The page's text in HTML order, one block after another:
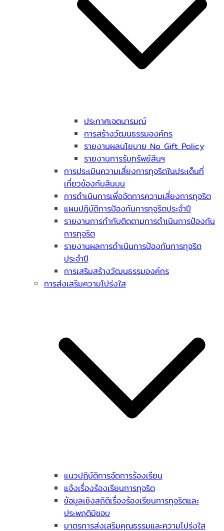
ประกาศเจตนารมณ์
การสร้างวัฒนธรรมองค์กร
รายงานผลนโยบาย No Gift Policy
รายงานการรับทรัพย์สินฯ
การประเมินความเสี่ยงการทุจริตในประเด็นที่
เกี่ยวข้องกับสินบน
การดำเนินการเพื่อจัดการความเสี่ยงการทุจริต
แผนปฏิบัติการป้องกันการทุจริตประจำปี
รายงานการกำกับติดตามการดำเนินการป้องกัน
การทุจริต
รายงานผลการดำเนินการป้องกันการทุจริต
ประจำปี
การเสริมสร้างวัฒนธรรมองค์กร
การส่งเสริมความโปร่งใส
แนวปฏิบัติการจัดการร้องเรียน
แจ้งเรื่องร้องเรียนการทุจริต
ข้อมูลเชิงสถิติเรื่องร้องเรียนการทุจริตและ
ประพฤติมิชอบ
มาตรการส่งเสริมคุณธรรมและความโปร่งใส